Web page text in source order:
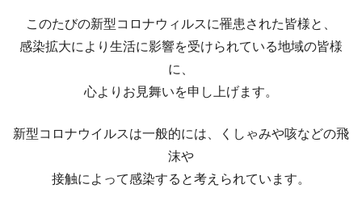
このたびの新型コロナウィルスに罹患された皆様と、
感染拡大により生活に影響を受けられている地域の皆様
に、
心よりお見舞いを申し上げます。
新型コロナウイルスは一般的には、くしゃみや咳などの飛
沫や
接触によって感染すると考えられています。